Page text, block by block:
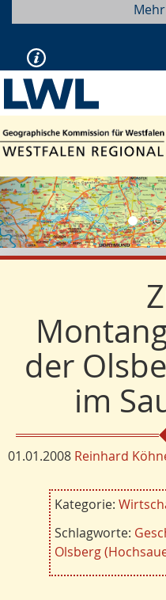
Vorherige
der
im
01.01.2008 Reinhard
Kategorie:
Schlagworte:
Olsberg